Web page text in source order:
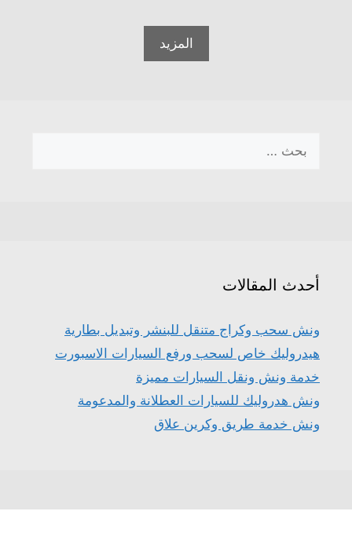
المزيد
عن:
أحدث المقالات
ونش سحب وكراج متنقل للبنشر وتبديل بطارية
هيدروليك خاص لسحب ورفع السيارات الاسبورت
خدمة ونش ونقل السيارات مميزة
ونش هدروليك للسيارات العطلانة والمدعومة
ونش خدمة طريق وكرين علاق